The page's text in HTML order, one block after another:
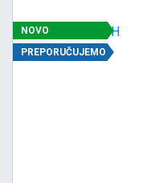
NOVO
PREPORUČUJEMO